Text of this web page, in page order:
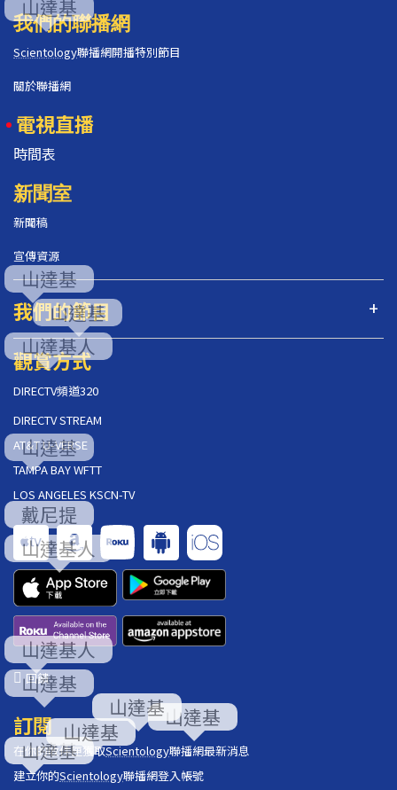
我們的聯播網
Scientology聯播網開播特別節目
關於聯播網
電視直播
時間表
新聞室
新聞稿
宣傳資源
我們的節目
觀賞方式
DIRECTV頻道320
DIRECTV STREAM
AT&T U-VERSE
TAMPA BAY WFTT
LOS ANGELES KSCN-TV
回饋
訂閱
在你的收件匣獲取Scientology聯播網最新消息
建立你的Scientology聯播網登入帳號